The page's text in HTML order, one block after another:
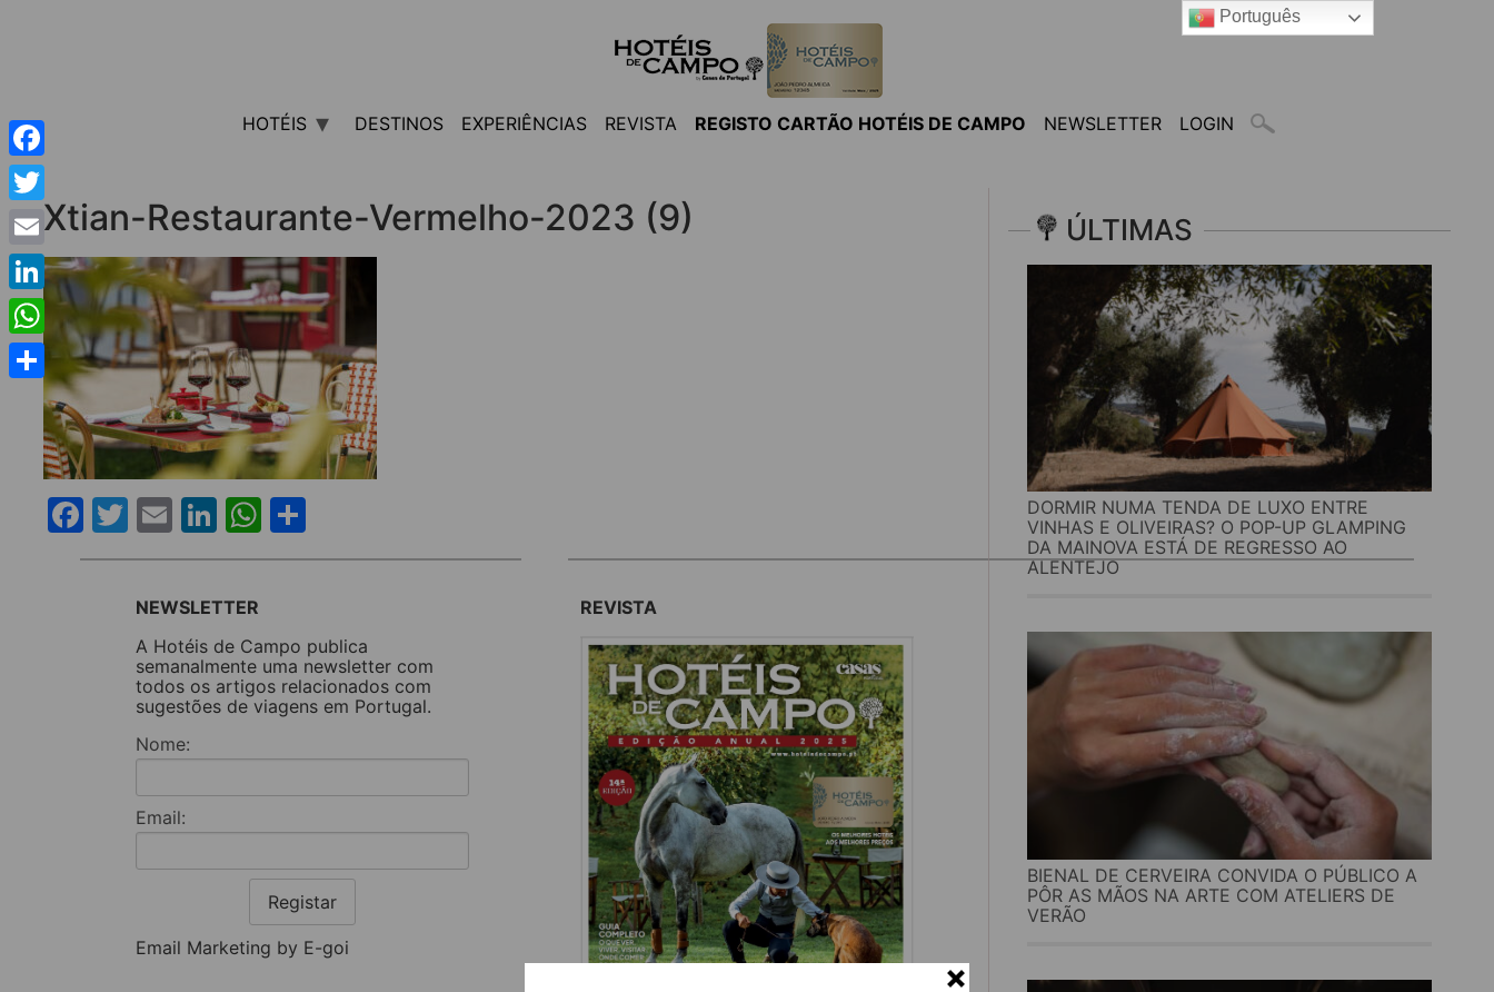
HOTÉIS DESTINOS EXPERIÊNCIAS REVISTA REGISTO CARTÃO HOTÉIS DE CAMPO NEWSLETTER LOGIN
Xtian-Restaurante-Vermelho-2023 (9)
Facebook
Twitter
EmailLinkedIn
WhatsApp
ÚLTIMAS
DORMIR NUMA TENDA DE LUXO ENTRE
VINHAS E OLIVEIRAS? O POP-UP GLAMPING
DA MAINOVA ESTÁ DE REGRESSO AO
ALENTEJO
BIENAL DE CERVEIRA CONVIDA O PÚBLICO A
PÔR AS MÃOS NA ARTE COM ATELIERS DE
VERÃO
NEWSLETTER
A Hotéis de Campo publica
semanalmente uma newsletter com
todos os artigos relacionados com
sugestões de viagens em Portugal.
Nome:
Email:
Registar
Email Marketing by E-goi
REVISTA
Facebook
Twitter
Email
LinkedIn
WhatsApp
Share
Português